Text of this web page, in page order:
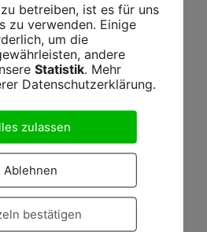
betreiben, ist es für uns
zu verwenden. Einige
um die
andere
Statistik. Mehr
Datenschutzerklärung.
zulassen
Ablehnen
bestätigen